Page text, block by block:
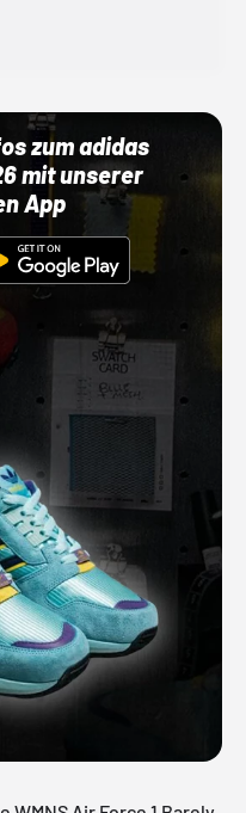
zum adidas
mit unserer
App